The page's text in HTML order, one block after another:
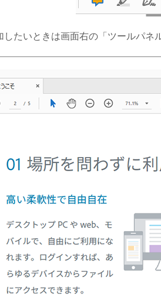
たいときは画面右の「ツールパ